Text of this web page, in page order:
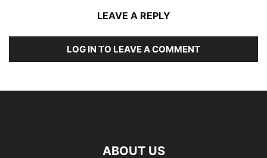
LEAVE A REPLY
LOG IN TO LEAVE A COMMENT
ABOUT US